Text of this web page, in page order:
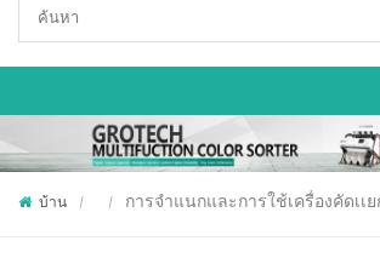
บ้าน / / การจำแนกและการใช้เครื่องคัดเเ